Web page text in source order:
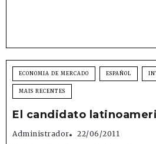
ECONOMIA DE MERCADO ESPAÑOL
MAIS RECENTES
El candidato
Administrador
22/06/2011